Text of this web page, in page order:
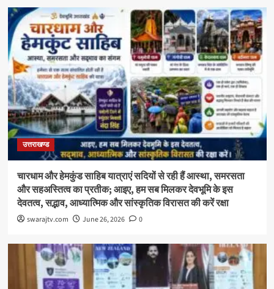
उत्तराखण्ड
चारधाम और हेमकुंड साहिब यात्राएं सदियों से रही हैं आस्था, समरसता
और सहअस्तित्व का प्रतीक; आइए, हम सब मिलकर देवभूमि के इस
देवतत्व, सद्भाव, आध्यात्मिक और सांस्कृतिक विरासत की करें रक्षा
swarajtv.com June 26, 2026 0